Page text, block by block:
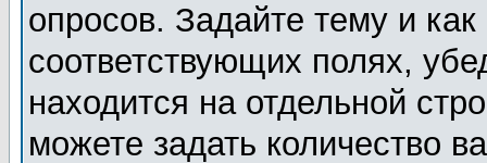
опросов. Задайте тему и
соответствующих полях,
находится на отдельной
можете задать количество